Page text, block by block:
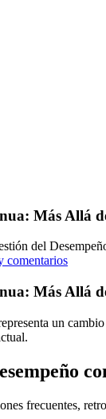
Más Allá
del
comentarios
Más Allá
un
frecuentes,